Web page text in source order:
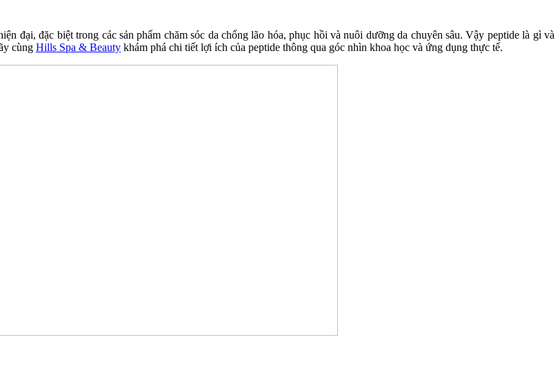
đại, đặc biệt trong các sản phẩm chăm sóc da chống lão hóa, phục hồi và nuôi dưỡng da chuyên sâu. Vậy peptide là gì và
cùng Hills Spa & Beauty khám phá chi tiết lợi ích của peptide thông qua góc nhìn khoa học và ứng dụng thực tế.